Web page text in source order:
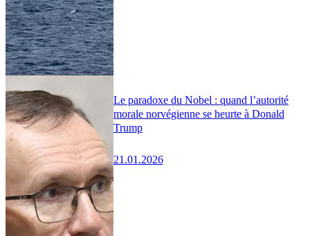
Le paradoxe du Nobel : quand l’autorité
morale norvégienne se heurte à Donald
Trump
21.01.2026